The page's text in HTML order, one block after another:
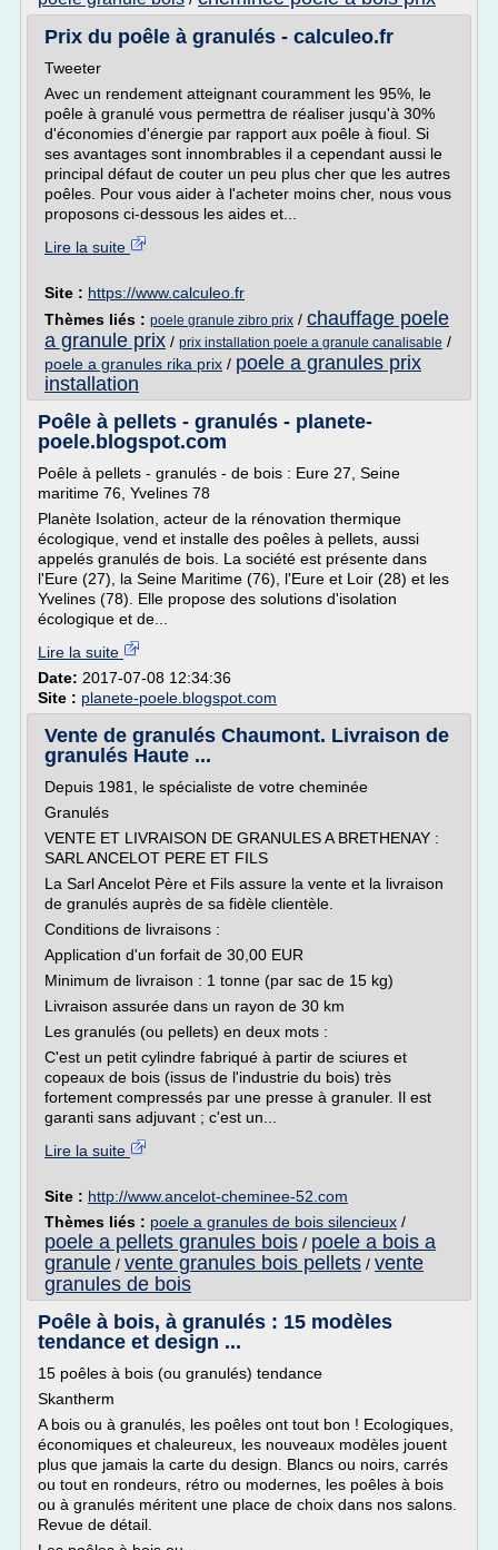
Prix du poêle à granulés - calculeo.fr
Tweeter
Avec un rendement atteignant couramment les 95%, le
poêle à granulé vous permettra de réaliser jusqu'à 30%
d'économies d'énergie par rapport aux poêle à fioul. Si
ses avantages sont innombrables il a cependant aussi le
principal défaut de couter un peu plus cher que les autres
poêles. Pour vous aider à l'acheter moins cher, nous vous
proposons ci-dessous les aides et...
Lire la suite
Site : https://www.calculeo.fr
Thèmes liés : poele granule zibro prix / chauffage poele
a granule prix / prix installation poele a granule canalisable /
poele a granules rika prix / poele a granules prix
installation
Poêle à pellets - granulés - planete-
poele.blogspot.com
Poêle à pellets - granulés - de bois : Eure 27, Seine
maritime 76, Yvelines 78
Planète Isolation, acteur de la rénovation thermique
écologique, vend et installe des poêles à pellets, aussi
appelés granulés de bois. La société est présente dans
l'Eure (27), la Seine Maritime (76), l'Eure et Loir (28) et les
Yvelines (78). Elle propose des solutions d'isolation
écologique et de...
Lire la suite
Date: 2017-07-08 12:34:36
Site : planete-poele.blogspot.com
Vente de granulés Chaumont. Livraison de
granulés Haute ...
Depuis 1981, le spécialiste de votre cheminée
Granulés
VENTE ET LIVRAISON DE GRANULES A BRETHENAY :
SARL ANCELOT PERE ET FILS
La Sarl Ancelot Père et Fils assure la vente et la livraison
de granulés auprès de sa fidèle clientèle.
Conditions de livraisons :
Application d'un forfait de 30,00 EUR
Minimum de livraison : 1 tonne (par sac de 15 kg)
Livraison assurée dans un rayon de 30 km
Les granulés (ou pellets) en deux mots :
C'est un petit cylindre fabriqué à partir de sciures et
copeaux de bois (issus de l'industrie du bois) très
fortement compressés par une presse à granuler. Il est
garanti sans adjuvant ; c'est un...
Lire la suite
Site : http://www.ancelot-cheminee-52.com
Thèmes liés : poele a granules de bois silencieux /
poele a pellets granules bois / poele a bois a
granule / vente granules bois pellets / vente
granules de bois
Poêle à bois, à granulés : 15 modèles
tendance et design ...
15 poêles à bois (ou granulés) tendance
Skantherm
A bois ou à granulés, les poêles ont tout bon ! Ecologiques,
économiques et chaleureux, les nouveaux modèles jouent
plus que jamais la carte du design. Blancs ou noirs, carrés
ou tout en rondeurs, rétro ou modernes, les poêles à bois
ou à granulés méritent une place de choix dans nos salons.
Revue de détail.